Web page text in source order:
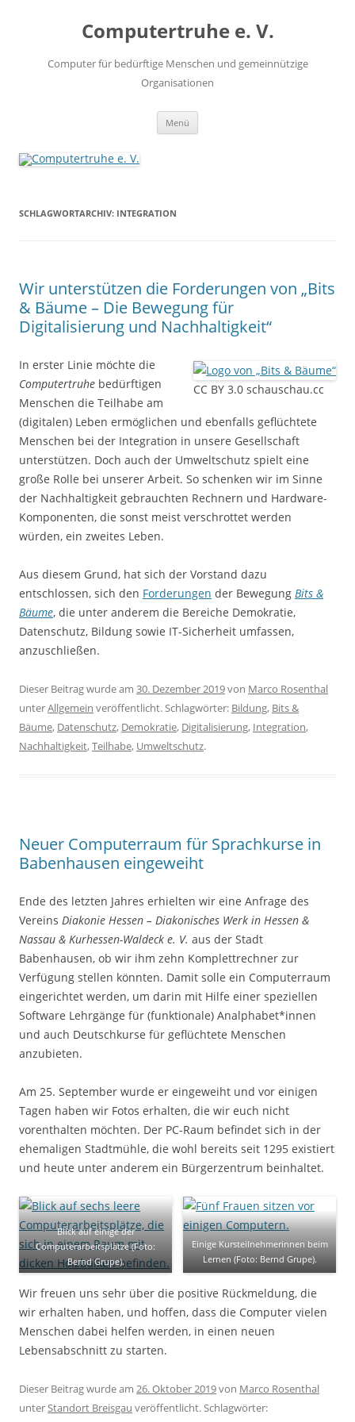
Computertruhe e. V.
Computer für bedürftige Menschen und gemeinnützige
Organisationen
Menü
SCHLAGWORTARCHIV: INTEGRATION
Wir unterstützen die Forderungen von „Bits
& Bäume – Die Bewegung für
Digitalisierung und Nachhaltigkeit“
CC BY 3.0 schauschau.cc
In erster Linie möchte die
Computertruhe bedürftigen
Menschen die Teilhabe am
(digitalen) Leben ermöglichen und ebenfalls geflüchtete
Menschen bei der Integration in unsere Gesellschaft
unterstützen. Doch auch der Umweltschutz spielt eine
große Rolle bei unserer Arbeit. So schenken wir im Sinne
der Nachhaltigkeit gebrauchten Rechnern und Hardware-
Komponenten, die sonst meist verschrottet werden
würden, ein zweites Leben.
Aus diesem Grund, hat sich der Vorstand dazu
entschlossen, sich den Forderungen der Bewegung Bits &
Bäume, die unter anderem die Bereiche Demokratie,
Datenschutz, Bildung sowie IT-Sicherheit umfassen,
anzuschließen.
Dieser Beitrag wurde am 30. Dezember 2019von Marco Rosenthal
unterAllgemein veröffentlicht. Schlagwörter: Bildung, Bits &
Bäume, Datenschutz, Demokratie, Digitalisierung, Integration,
Nachhaltigkeit,Teilhabe, Umweltschutz.
Neuer Computerraum für Sprachkurse in
Babenhausen eingeweiht
Ende des letzten Jahres erhielten wir eine Anfrage des
Vereins Diakonie Hessen – Diakonisches Werk in Hessen &
Nassau & Kurhessen-Waldeck e. V. aus der Stadt
Babenhausen, ob wir ihm zehn Komplettrechner zur
Verfügung stellen könnten. Damit solle ein Computerraum
eingerichtet werden, um darin mit Hilfe einer speziellen
Software Lehrgänge für (funktionale) Analphabet*innen
und auch Deutschkurse für geflüchtete Menschen
anzubieten.
Am 25. September wurde er eingeweiht und vor einigen
Tagen haben wir Fotos erhalten, die wir euch nicht
vorenthalten möchten. Der PC-Raum befindet sich in der
ehemaligen Stadtmühle, die wohl bereits seit 1295 existiert
und heute unter anderem ein Bürgerzentrum beinhaltet.
Blick auf einige der
Computerarbeitsplätze (Foto:
Bernd Grupe).
Einige Kursteilnehmerinnen beim
Lernen (Foto: Bernd Grupe).
Wir freuen uns sehr über die positive Rückmeldung, die
wir erhalten haben, und hoffen, dass die Computer vielen
Menschen dabei helfen werden, in einen neuen
Lebensabschnitt zu starten.
Dieser Beitrag wurde am 26. Oktober 2019von Marco Rosenthal
unterStandort Breisgau veröffentlicht. Schlagwörter: